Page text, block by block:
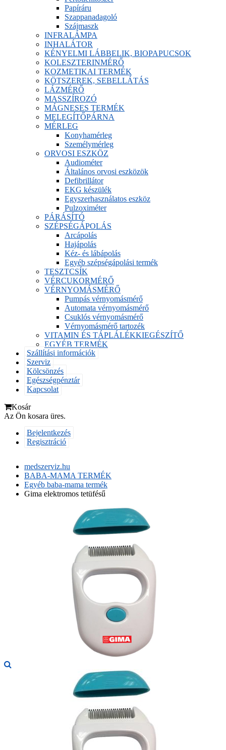
Papíráru
Szappanadagoló
Szájmaszk
INFRALÁMPA
INHALÁTOR
KÉNYELMI LÁBBELIK, BIOPAPUCSOK
KOLESZTERINMÉRŐ
KOZMETIKAI TERMÉK
KÖTSZEREK, SEBELLÁTÁS
LÁZMÉRŐ
MASSZÍROZÓ
MÁGNESES TERMÉK
MELEGÍTŐPÁRNA
MÉRLEG
Konyhamérleg
Személymérleg
ORVOSI ESZKÖZ
Audiométer
Általános orvosi eszközök
Defibrillátor
EKG készülék
Egyszerhasználatos eszköz
Pulzoximéter
PÁRÁSÍTÓ
SZÉPSÉGÁPOLÁS
Arcápolás
Hajápolás
Kéz- és lábápolás
Egyéb szépségápolási termék
TESZTCSÍK
VÉRCUKORMÉRŐ
VÉRNYOMÁSMÉRŐ
Pumpás vérnyomásmérő
Automata vérnyomásmérő
Csuklós vérnyomásmérő
Vérnyomásmérő tartozék
VITAMIN ÉS TÁPLÁLÉKKIEGÉSZÍTŐ
EGYÉB TERMÉK
Szállítási információk
Szerviz
Kölcsönzés
Egészségpénztár
Kapcsolat
Kosár
Az Ön kosara üres.
Bejelentkezés
Regisztráció
medszerviz.hu
BABA-MAMA TERMÉK
Egyéb baba-mama termék
Gima elektromos tetüfésű